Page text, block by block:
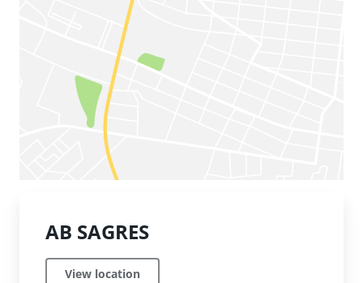
AB SAGRES
View location